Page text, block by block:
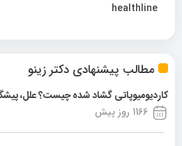
مطالب پیشنهادی دکتر زینو
کاردیومیوپاتی گشاد شده چیست؟ علل،
1166 روز پیش
healthline